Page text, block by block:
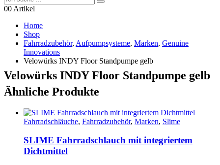
00 Artikel
Home
Shop
Fahrradzubehör, Aufpumpsysteme, Marken, Genuine
Innovations
Velowürks INDY Floor Standpumpe gelb
Velowürks INDY Floor Standpumpe gelb
Ähnliche Produkte
Fahrradschläuche, Fahrradzubehör, Marken, Slime
SLIME Fahrradschlauch mit integriertem
Dichtmittel